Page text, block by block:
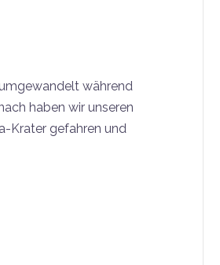
während
haben wir unseren
Krater gefahren und